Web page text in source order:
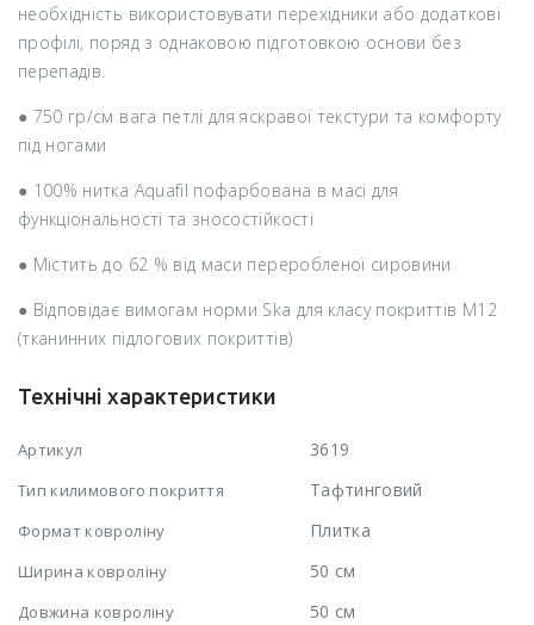
необхідність використовувати перехідники або додаткові
профілі, поряд з однаковою підготовкою основи без
перепадів.
● 750 гр/см вага петлі для яскравої текстури та комфорту
під ногами
● 100% нитка Aquafil пофарбована в масі для
функціональності та зносостійкості
● Містить до 62 % від маси переробленої сировини
● Відповідає вимогам норми Ska для класу покриттів M12
(тканинних підлогових покриттів)
Технічні характеристики
Артикул 3619
Тип килимового покриття Тафтинговий
Формат ковроліну Плитка
Ширина ковроліну 50 см
Довжина ковроліну 50 см